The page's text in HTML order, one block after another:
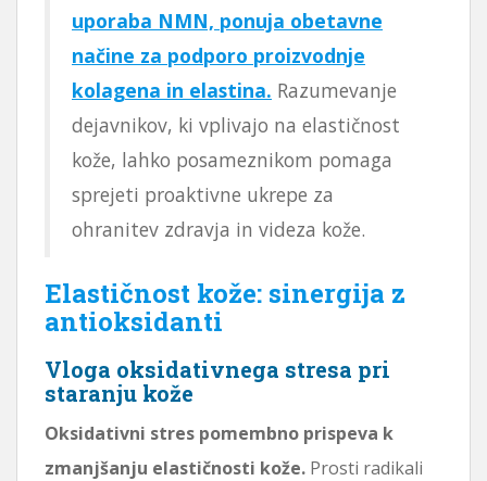
uporaba NMN, ponuja obetavne
načine za podporo proizvodnje
kolagena in elastina. Razumevanje
dejavnikov, ki vplivajo na elastičnost
kože, lahko posameznikom pomaga
sprejeti proaktivne ukrepe za
ohranitev zdravja in videza kože.
Elastičnost kože: sinergija z
antioksidanti
Vloga oksidativnega stresa pri
staranju kože
Oksidativni stres pomembno prispeva k
zmanjšanju elastičnosti kože. Prosti radikali